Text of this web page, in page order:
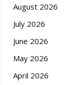
August 2026
July 2026
June 2026
May 2026
April 2026